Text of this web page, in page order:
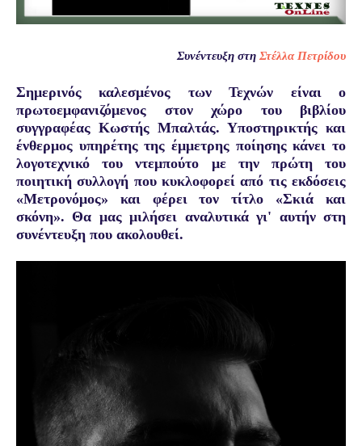
Συνέντευξη στη Στέλλα Πετρίδου
Σημερινός καλεσμένος των Τεχνών είναι ο
πρωτοεμφανιζόμενος στον χώρο του βιβλίου
συγγραφέας Κωστής Μπαλτάς. Υποστηρικτής και
ένθερμος υπηρέτης της έμμετρης ποίησης κάνει το
λογοτεχνικό του ντεμπούτο με την πρώτη του
ποιητική συλλογή που κυκλοφορεί από τις εκδόσεις
«Μετρονόμος» και φέρει τον τίτλο «Σκιά και
σκόνη». Θα μας μιλήσει αναλυτικά γι' αυτήν στη
συνέντευξη που ακολουθεί.